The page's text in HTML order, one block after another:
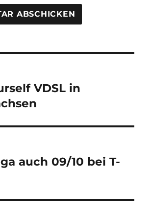
VDSL in
auch 09/10 bei T-